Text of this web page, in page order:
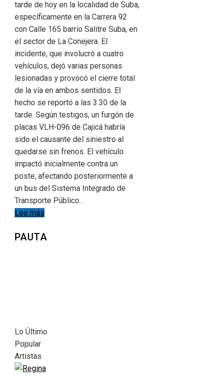
tarde de hoy en la localidad de Suba,
específicamente en la Carrera 92
con Calle 165 barrio Salitre Suba, en
el sector de La Conejera. El
incidente, que involucró a cuatro
vehículos, dejó varias personas
lesionadas y provocó el cierre total
de la vía en ambos sentidos. El
hecho se reportó a las 3:30 de la
tarde. Según testigos, un furgón de
placas VLH-096 de Cajicá habría
sido el causante del siniestro al
quedarse sin frenos. El vehículo
impactó inicialmente contra un
poste, afectando posteriormente a
un bus del Sistema Integrado de
Transporte Público…
Lee más
PAUTA
Lo Último
Popular
Artistas